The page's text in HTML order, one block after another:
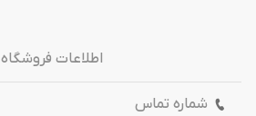
اطلاعات فروشگاه
شماره تماس